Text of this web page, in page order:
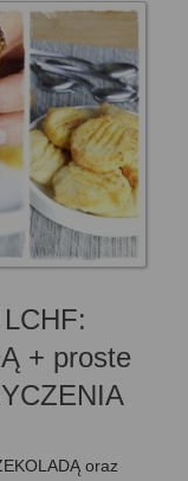
+ proste
oraz